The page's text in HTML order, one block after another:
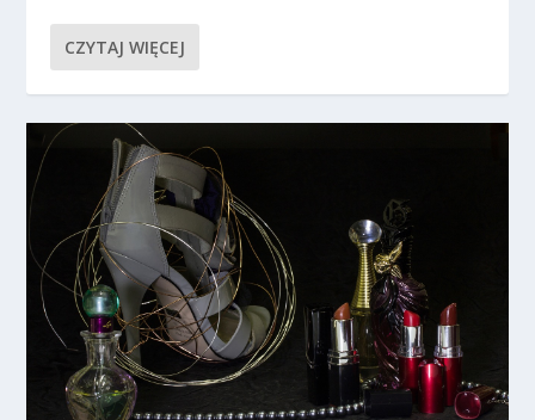
CZYTAJ WIĘCEJ